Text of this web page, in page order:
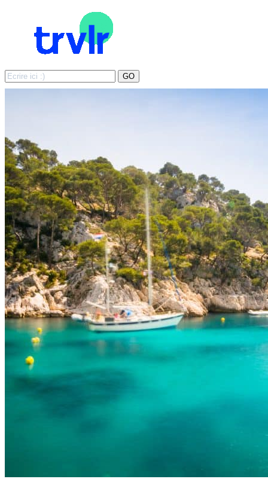
Search
for:
GO